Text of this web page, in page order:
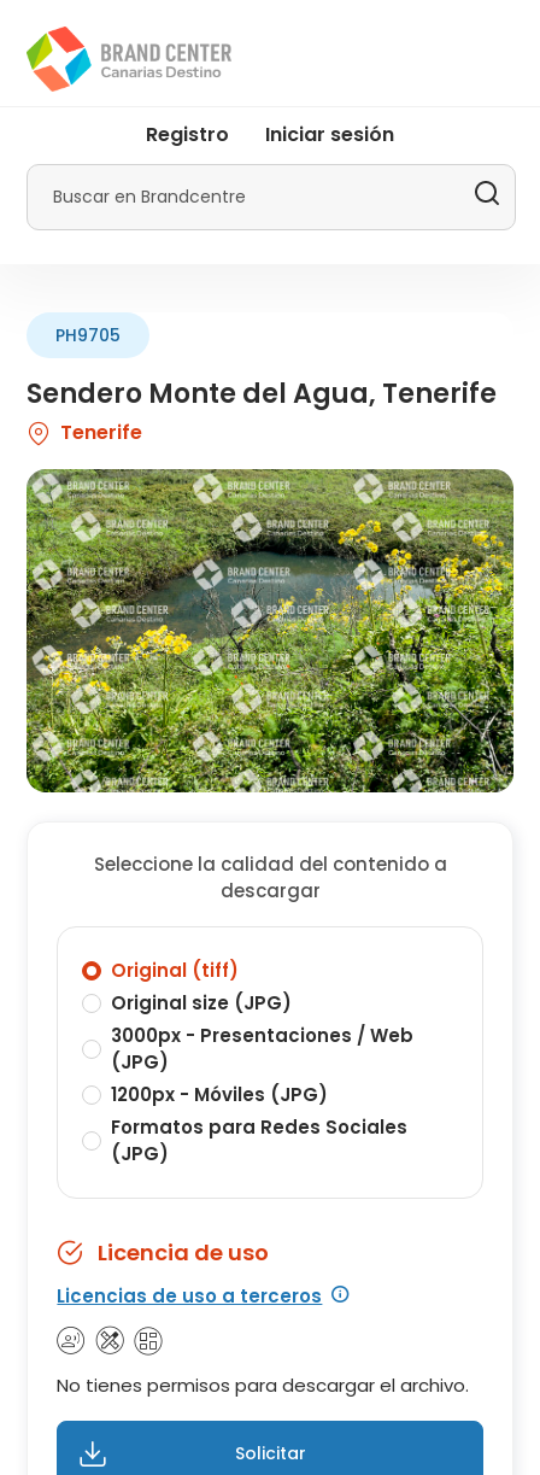
contenido
principal
menu
Promotur
Registro Iniciar sesión
Buscar
Sendero Monte del Agua, Tenerife
PH9705
Tenerife
Seleccione la calidad del contenido a
descargar
Original (tiff)
Original size (JPG)
3000px - Presentaciones / Web
(JPG)
1200px - Móviles (JPG)
Formatos para Redes Sociales
(JPG)
Licencia de uso
Licencias de uso a terceros
No tienes permisos para descargar el archivo.
Solicitar